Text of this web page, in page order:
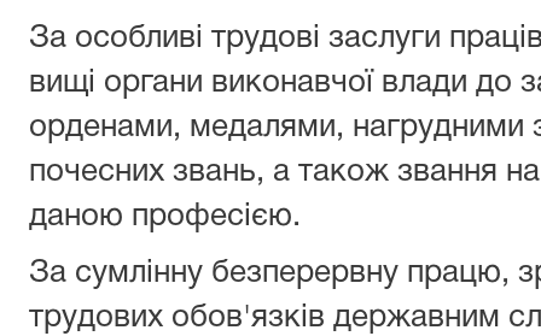
За особливі трудові заслуги
вищі органи виконавчої влади до
орденами, медалями, нагрудними
почесних звань, а також звання
даною професією.
За сумлінну безперервну працю,
трудових обов'язків державним